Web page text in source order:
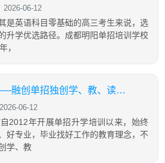
2026-06-12
是英语科目零基础的高三考生来说，选
升学优选路径。成都明阳单招培训学校
，
27年单招稳步提分——融创单招独创学、教、读、背、练、考六位一体教学模式
06-12
2012年开展单招升学培训以来，始终
好专业，毕业找好工作的教育理念，不
学、教